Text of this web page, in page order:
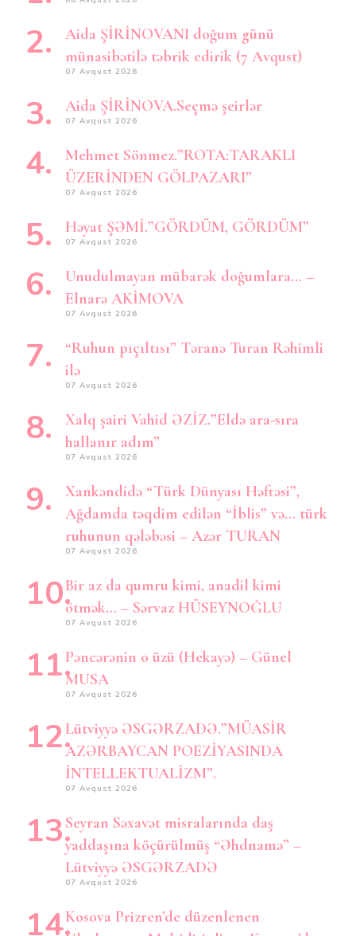
Aida ŞİRİNOVANI doğum günü
münasibətilə təbrik edirik (7 Avqust)
07 Avqust 2026
Aida ŞİRİNOVA.Seçmə şeirlər
07 Avqust 2026
Mehmet Sönmez.”ROTA:TARAKLI
ÜZERİNDEN GÖLPAZARI”
07 Avqust 2026
Həyat ŞƏMİ.”GÖRDÜM, GÖRDÜM”
07 Avqust 2026
Unudulmayan mübarək doğumlara… –
Elnarə AKİMOVA
07 Avqust 2026
“Ruhun pıçıltısı” Təranə Turan Rəhimli
ilə
07 Avqust 2026
Xalq şairi Vahid ƏZİZ.”Eldə ara-sıra
hallanır adım”
07 Avqust 2026
Xankəndidə “Türk Dünyası Həftəsi”,
Ağdamda təqdim edilən “İblis” və… türk
ruhunun qələbəsi – Azər TURAN
07 Avqust 2026
Bir az da qumru kimi, anadil kimi
ötmək… – Sərvaz HÜSEYNOĞLU
07 Avqust 2026
Pəncərənin o üzü (Hekayə) – Günel
MUSA
07 Avqust 2026
Lütviyyə ƏSGƏRZADƏ.”MÜASİR
AZƏRBAYCAN POEZİYASINDA
İNTELLEKTUALİZM”.
07 Avqust 2026
Seyran Səxavət misralarında daş
yaddaşına köçürülmüş “Əhdnamə” –
Lütviyyə ƏSGƏRZADƏ
07 Avqust 2026
Kosova Prizren’de düzenlenen